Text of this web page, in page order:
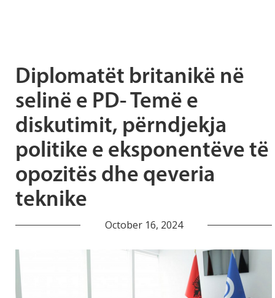
Diplomatët britanikë në
selinë e PD- Temë e
diskutimit, përndjekja
politike e eksponentëve të
opozitës dhe qeveria
teknike
October 16, 2024